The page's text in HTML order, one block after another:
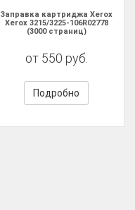
Заправка картриджа Xerox
Xerox 3215/3225-106R02778
(3000 страниц)
от 550 руб.
Подробно